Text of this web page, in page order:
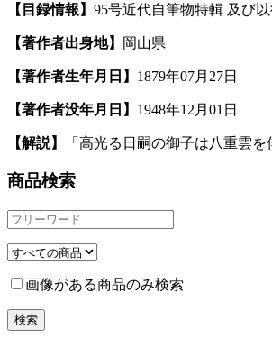
【目録情報】 95号近代自筆物特輯 及び
【著作者出身地】 岡山県
【著作者生年月日】 1879年07月27日
【著作者没年月日】 1948年12月01日
【解説】 「高光る日嗣の御子は八重雲
商品検索
画像がある商品のみ検索